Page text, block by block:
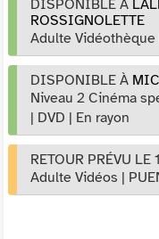
DISPONIBLE À
ROSSIGNOLETTE
Adulte Vidéothèque
DISPONIBLE À
Niveau 2 Cinéma
| DVD | En rayon
RETOUR PRÉVU
Adulte Vidéos |